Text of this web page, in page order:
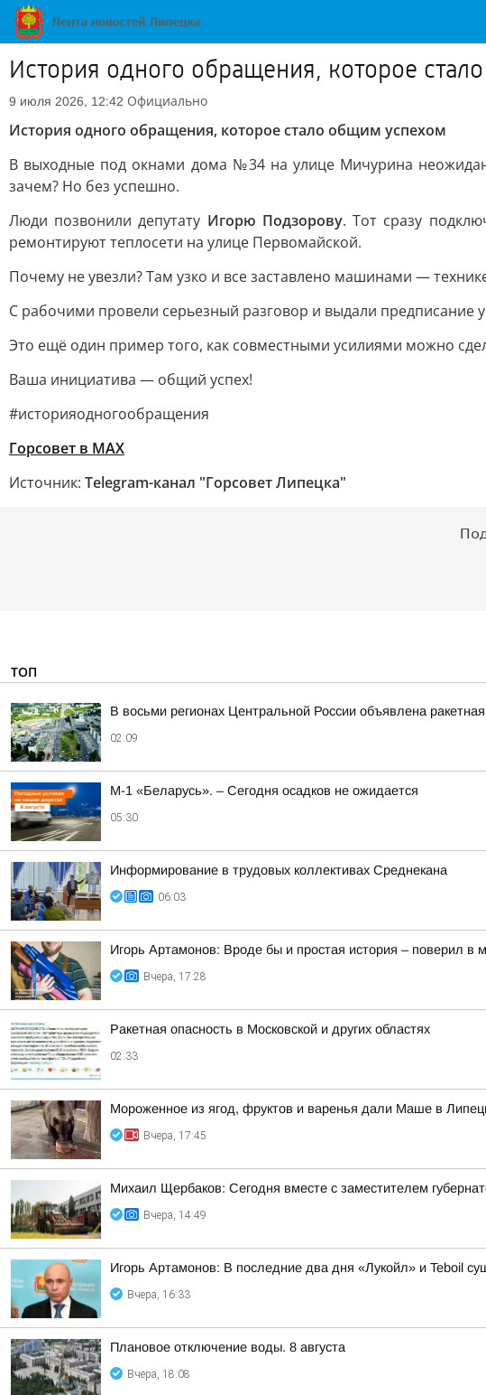
История одного обращения, которое
9 июля 2026, 12:42 Официально
История одного обращения, которое стало общим успехом
В выходные под окнами дома №34 на улице Мичурина
зачем? Но без успешно.
Люди позвонили депутату Игорю Подзорову. Тот сразу
ремонтируют теплосети на улице Первомайской.
Почему не увезли? Там узко и все заставлено машинами —
С рабочими провели серьезный разговор и выдали предписание
Это ещё один пример того, как совместными усилиями можно
Ваша инициатива — общий успех!
#историяодногообращения
Горсовет в MAX
Источник: Telegram-канал "Горсовет Липецка"
ТОП
В восьми регионах Центральной России объявлена
02:09
М-1 «Беларусь». – Сегодня осадков не ожидается
05:30
Информирование в трудовых коллективах Среднекана
06:03
Игорь Артамонов: Вроде бы и простая история – поверил в
Вчера, 17:28
Ракетная опасность в Московской и других областях
02:33
Мороженное из ягод, фруктов и варенья дали Маше в
Вчера, 17:45
Михаил Щербаков: Сегодня вместе с заместителем
Вчера, 14:49
Игорь Артамонов: В последние два дня «Лукойл» и Teboil
Вчера, 16:33
Плановое отключение воды. 8 августа
Вчера, 18:08